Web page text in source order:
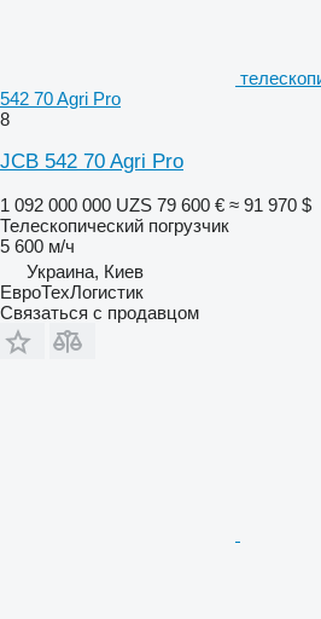
542 70 Agri Pro
8
JCB 542 70 Agri Pro
1 092 000 000 UZS 79 600 € ≈ 91 970 $
Телескопический погрузчик
5 600 м/ч
Украина, Киев
ЕвроТехЛогистик
Связаться с продавцом